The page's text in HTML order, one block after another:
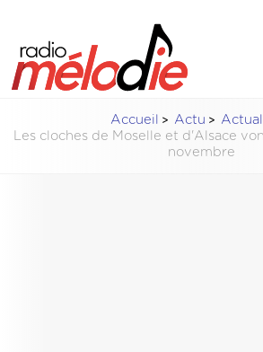
Accueil Actu
Les cloches de Moselle et d'Alsace
novembre